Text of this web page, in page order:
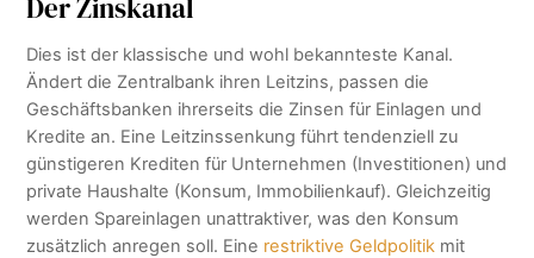
Der Zinskanal
Dies ist der klassische und wohl bekannteste Kanal.
Ändert die Zentralbank ihren Leitzins, passen die
Geschäftsbanken ihrerseits die Zinsen für Einlagen und
Kredite an. Eine Leitzinssenkung führt tendenziell zu
günstigeren Krediten für Unternehmen (Investitionen) und
private Haushalte (Konsum, Immobilienkauf). Gleichzeitig
werden Spareinlagen unattraktiver, was den Konsum
zusätzlich anregen soll. Eine restriktive Geldpolitik mit